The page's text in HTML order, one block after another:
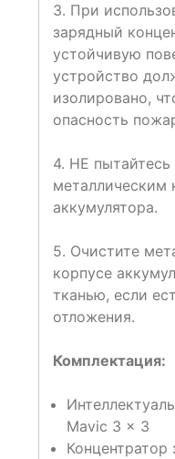
3. При
зарядный
устойчивую
устройство
изолировано,
опасность
4. НЕ пытайтесь
металлическим
аккумулятора.
5. Очистите
корпусе
тканью, если
отложения.
Комплектация:
Mavic 3 × 3
Концентратор